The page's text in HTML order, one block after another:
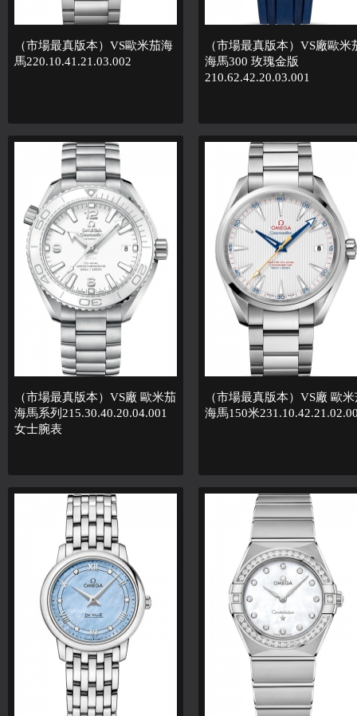
（市場最真版本）VS歐米茄海
馬220.10.41.21.03.002
（市場最真版本）VS廠歐米
海馬300 玫瑰金版
210.62.42.20.03.001
（市場最真版本）VS廠 歐米茄
海馬系列215.30.40.20.04.001
女士腕表
（市場最真版本）VS廠 歐
海馬150米